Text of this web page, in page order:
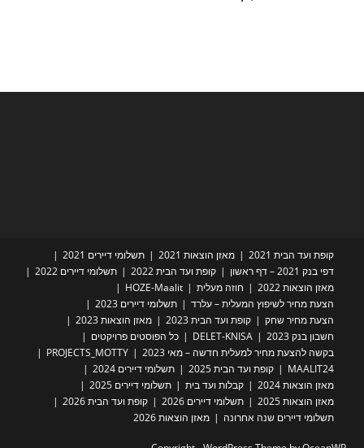
קופת ועד הבית 2021 מאזן הוצאות 2021
תשלומי דיירים 2021
דפי בנק 2021 – דף ראשון
קופת ועד הבית 2022
תשלומי דיירים 2022
מאזן הוצאות 2022
חוזה מעלית
HOZE-Maalit
הצעת מחיר לשיפוץ המעלית – עלרד
תשלומי דיירים 2023
הצעת מחיר שחק
קופת ועד הבית 2023
מאזן הוצאות 2023
חשבון בנק 2023
DELET-KNISA
כל הפוסטים פרויקטים
בקשה להצעת מחיר למעלית חדשה – מאי 2023
PROJECTS_MOTTY
MAALIT24
קופת ועד הבית 2025
תשלומי דיירים 2024
מאזן הוצאות 2024
קבלות ועד בית
תשלומי דיירים 2025
מאזן הוצאות 2025
תשלומי דיירים 2026
קופת ועד הבית 2026
תשלומי דיירים שנה אחרונה
מאזן הוצאות 2026